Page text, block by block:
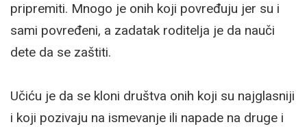
pripremiti. Mnogo je onih koji povređuju jer su i
sami povređeni, a zadatak roditelja je da nauči
dete da se zaštiti.
Učiću je da se kloni društva onih koji su najglasniji
i koji pozivaju na ismevanje ili napade na druge i